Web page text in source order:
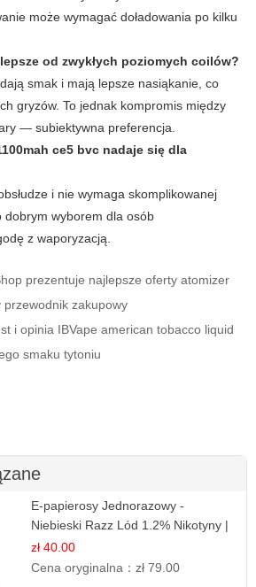
może wymagać doładowania po kilku
lepsze od zwykłych poziomych coilów?
smak i mają lepsze nasiąkanie, co
gryzów. To jednak kompromis między
— subiektywna preferencja.
ce5 bvc nadaje się dla
i nie wymaga skomplikowanej
dobrym wyborem dla osób
z waporyzacją.
prezentuje najlepsze oferty atomizer
zakupowy
i opinia IBVape american tobacco liquid
smaku tytoniu
E-papierosy Jednorazowy -
Niebieski Razz Lód 1.2% Nikotyny |
Mocne Doznania
zł 40.00
Cena oryginalna：zł 79.00